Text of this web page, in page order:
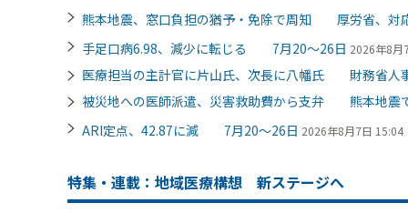
熊本地震、窓口負担の猶予・免除で周知 厚労省、対
手足口病6.98、減少に転じる 7月20～26日 2026年8月
医療担当の主計官に片山氏、次長に八幡氏 財務省人
被災地への医師派遣、災害救助費から支弁 熊本地震
ARI定点、42.87に減 7月20～26日 2026年8月7日 15:04
特集・連載：地域医療構想 新ステージへ